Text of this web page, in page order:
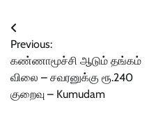
Post
navigation
Previous:
கண்ணாமூச்சி ஆடும் தங்கம்
விலை – சவரனுக்கு ரூ.240
குறைவு – Kumudam